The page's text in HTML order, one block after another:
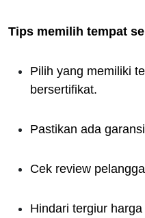
Tips memilih tempat
Pilih yang memiliki
bersertifikat.
Pastikan ada
Cek review
Hindari tergiur